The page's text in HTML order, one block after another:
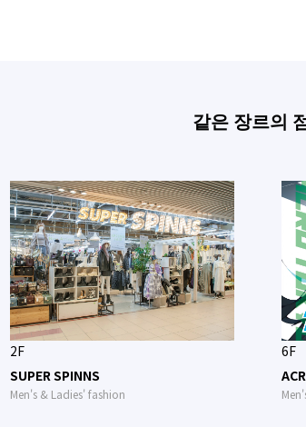
같은 장르의
2F
SUPER SPINNS
Men's & Ladies' fashion
6F